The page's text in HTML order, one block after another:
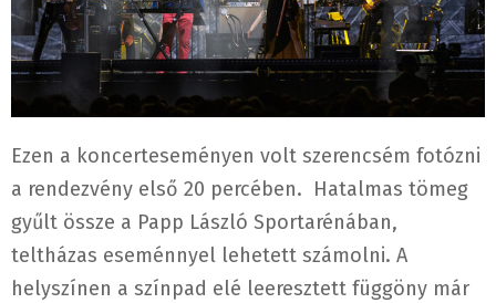
Ezen a koncerteseményen volt szerencsém fotózni
a rendezvény első 20 percében. Hatalmas tömeg
gyűlt össze a Papp László Sportarénában,
teltházas eseménnyel lehetett számolni. A
helyszínen a színpad elé leeresztett függöny már